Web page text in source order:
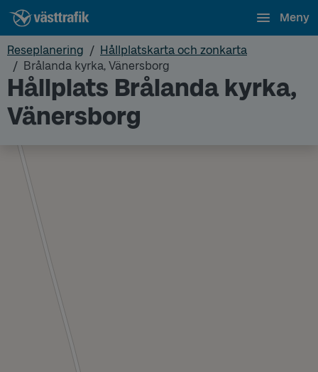
Meny
Reseplanering
Hållplatskarta och zonkarta
Brålanda kyrka, Vänersborg
Hållplats Brålanda kyrka,
Vänersborg